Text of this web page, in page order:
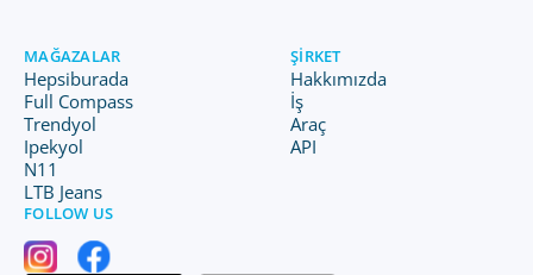
MAĞAZALAR
Hepsiburada
Full Compass
Trendyol
Ipekyol
N11
LTB Jeans
ŞIRKET
Hakkımızda
İş
Araç
API
FOLLOW US